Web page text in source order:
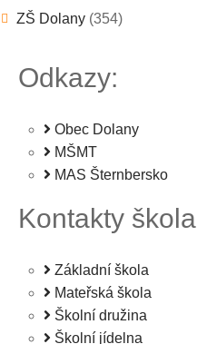
ZŠ Dolany (354)
Odkazy:
Obec Dolany
MŠMT
MAS Šternbersko
Kontakty škola
Základní škola
Mateřská škola
Školní družina
Školní jídelna